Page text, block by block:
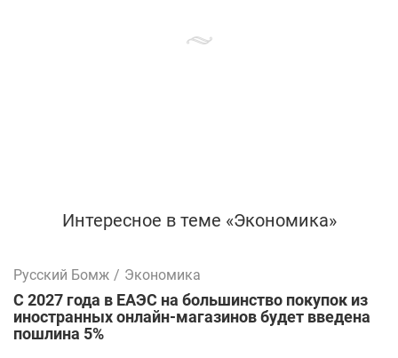
Интересное в теме «Экономика»
Русский Бомж / Экономика
С 2027 года в ЕАЭС на большинство покупок из
иностранных онлайн-магазинов будет введена
пошлина 5%